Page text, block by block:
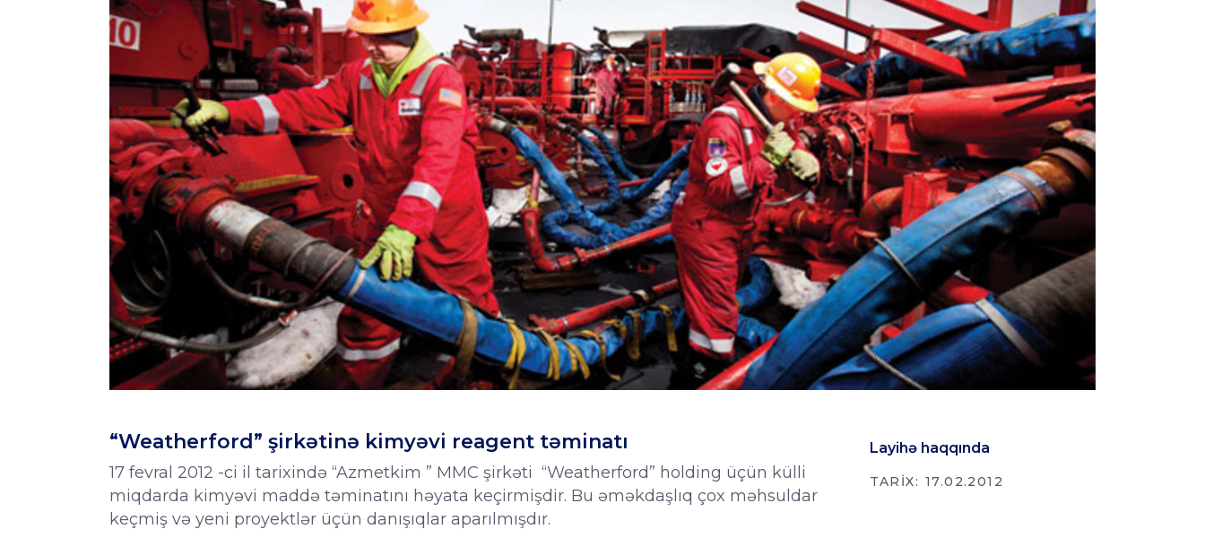
“Weatherford” şirkətinə kimyəvi reagent təminatı
17 fevral 2012 -ci il tarixində “Azmetkim ” MMC şirkəti “Weatherford” holding üçün külli
miqdarda kimyəvi maddə təminatını həyata keçirmişdir. Bu əməkdaşlıq çox məhsuldar
keçmiş və yeni proyektlər üçün danışıqlar aparılmışdır.
Layihə haqqında
TARIX: 17.02.2012